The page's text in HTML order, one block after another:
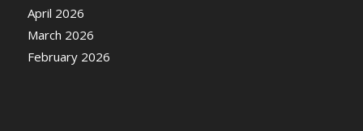
April 2026
March 2026
February 2026